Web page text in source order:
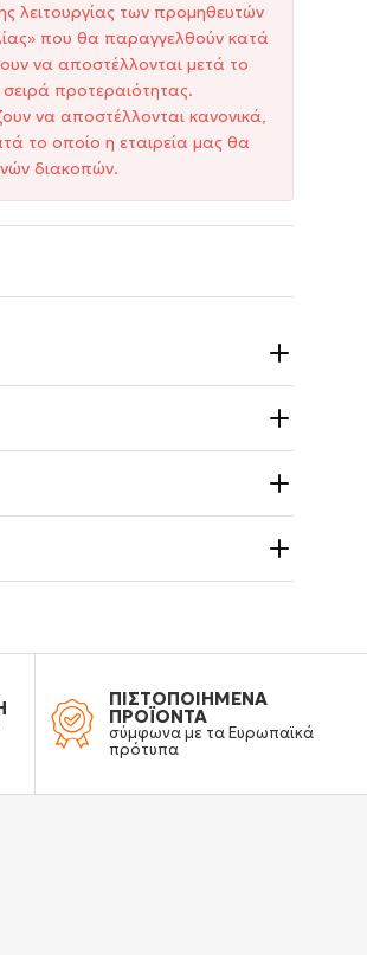
λειτουργίας των προμηθευτών
που θα παραγγελθούν κατά
να αποστέλλονται μετά το
προτεραιότητας.
να αποστέλλονται κανονικά,
το οποίο η εταιρεία μας θα
διακοπών.
ΠΙΣΤΟΠΟΙΗΜΕΝΑ
ΠΡΟΪΟΝΤΑ
σύμφωνα με τα Ευρωπαϊκά
πρότυπα